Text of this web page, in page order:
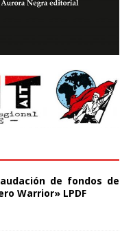
de fondos de
Warrior» LPDF